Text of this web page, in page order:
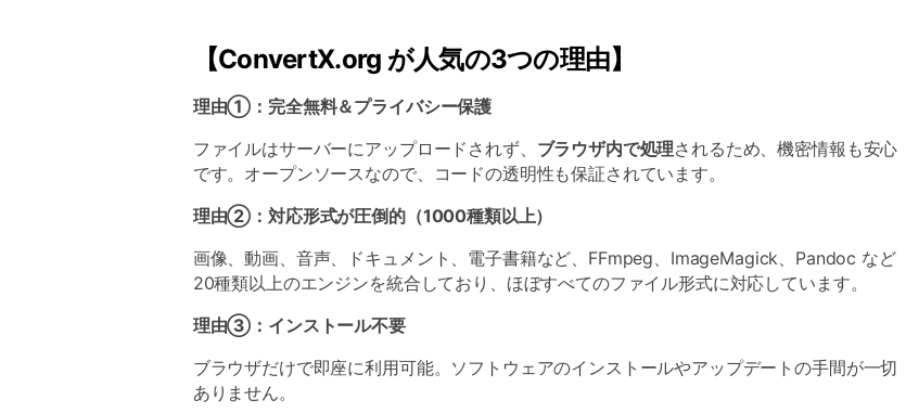
【ConvertX.org が人気の3つの理由】
理由①：完全無料＆プライバシー保護
ファイルはサーバーにアップロードされず、 ブラウザ内で処理されるため、機密情報も安心
です。オープンソースなので、コードの透明性も保証されています。
理由②：対応形式が圧倒的（1000種類以上）
画像、動画、音声、ドキュメント、電子書籍など、FFmpeg、ImageMagick、Pandoc など
20種類以上のエンジンを統合しており、ほぼすべてのファイル形式に対応しています。
理由③：インストール不要
ブラウザだけで即座に利用可能。ソフトウェアのインストールやアップデートの手間が一切
ありません。